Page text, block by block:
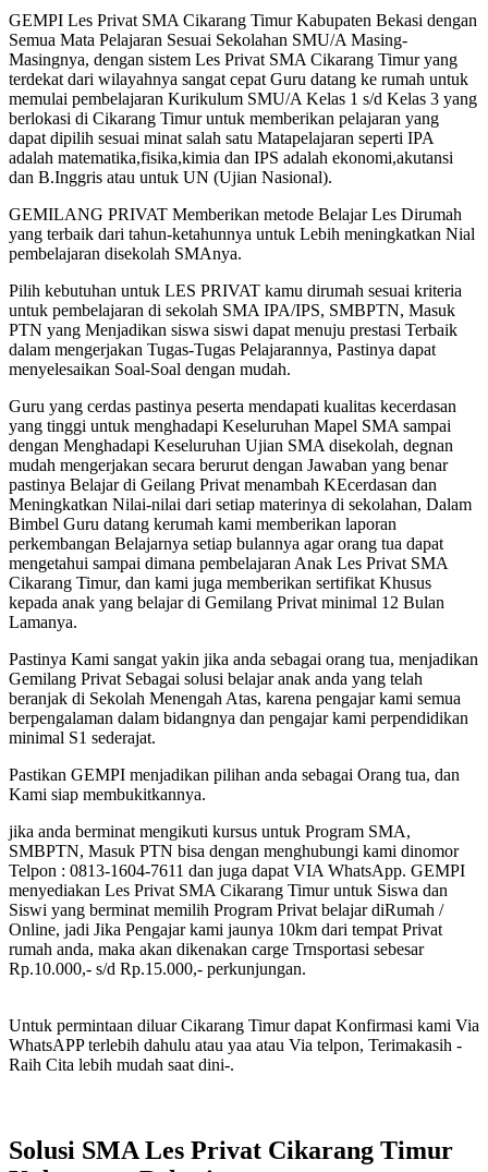
GEMPI Les Privat SMA Cikarang Timur Kabupaten Bekasi dengan
Semua Mata Pelajaran Sesuai Sekolahan SMU/A Masing-
Masingnya, dengan sistem Les Privat SMA Cikarang Timur yang
terdekat dari wilayahnya sangat cepat Guru datang ke rumah untuk
memulai pembelajaran Kurikulum SMU/A Kelas 1 s/d Kelas 3 yang
berlokasi di Cikarang Timur untuk memberikan pelajaran yang
dapat dipilih sesuai minat salah satu Matapelajaran seperti IPA
adalah matematika,fisika,kimia dan IPS adalah ekonomi,akutansi
dan B.Inggris atau untuk UN (Ujian Nasional).
GEMILANG PRIVAT Memberikan metode Belajar Les Dirumah
yang terbaik dari tahun-ketahunnya untuk Lebih meningkatkan Nial
pembelajaran disekolah SMAnya.
Pilih kebutuhan untuk LES PRIVAT kamu dirumah sesuai kriteria
untuk pembelajaran di sekolah SMA IPA/IPS, SMBPTN, Masuk
PTN yang Menjadikan siswa siswi dapat menuju prestasi Terbaik
dalam mengerjakan Tugas-Tugas Pelajarannya, Pastinya dapat
menyelesaikan Soal-Soal dengan mudah.
Guru yang cerdas pastinya peserta mendapati kualitas kecerdasan
yang tinggi untuk menghadapi Keseluruhan Mapel SMA sampai
dengan Menghadapi Keseluruhan Ujian SMA disekolah, degnan
mudah mengerjakan secara berurut dengan Jawaban yang benar
pastinya Belajar di Geilang Privat menambah KEcerdasan dan
Meningkatkan Nilai-nilai dari setiap materinya di sekolahan, Dalam
Bimbel Guru datang kerumah kami memberikan laporan
perkembangan Belajarnya setiap bulannya agar orang tua dapat
mengetahui sampai dimana pembelajaran Anak Les Privat SMA
Cikarang Timur, dan kami juga memberikan sertifikat Khusus
kepada anak yang belajar di Gemilang Privat minimal 12 Bulan
Lamanya.
Pastinya Kami sangat yakin jika anda sebagai orang tua, menjadikan
Gemilang Privat Sebagai solusi belajar anak anda yang telah
beranjak di Sekolah Menengah Atas, karena pengajar kami semua
berpengalaman dalam bidangnya dan pengajar kami perpendidikan
minimal S1 sederajat.
Pastikan GEMPI menjadikan pilihan anda sebagai Orang tua, dan
Kami siap membukitkannya.
jika anda berminat mengikuti kursus untuk Program SMA,
SMBPTN, Masuk PTN bisa dengan menghubungi kami dinomor
Telpon : 0813-1604-7611 dan juga dapat VIA WhatsApp. GEMPI
menyediakan Les Privat SMA Cikarang Timur untuk Siswa dan
Siswi yang berminat memilih Program Privat belajar diRumah /
Online, jadi Jika Pengajar kami jaunya 10km dari tempat Privat
rumah anda, maka akan dikenakan carge Trnsportasi sebesar
Rp.10.000,- s/d Rp.15.000,- perkunjungan.
Untuk permintaan diluar Cikarang Timur dapat Konfirmasi kami Via
WhatsAPP terlebih dahulu atau yaa atau Via telpon, Terimakasih -
Raih Cita lebih mudah saat dini-.
Solusi SMA Les Privat Cikarang Timur